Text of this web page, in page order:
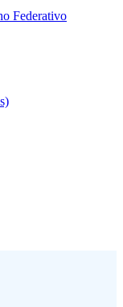
Federativo